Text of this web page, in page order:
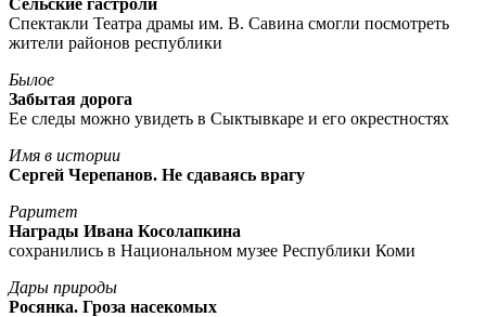
Сельские гастроли
Спектакли Театра драмы им. В. Савина смогли посмотреть
жители районов республики
Былое
Забытая дорога
Ее следы можно увидеть в Сыктывкаре и его окрестностях
Имя в истории
Сергей Черепанов. Не сдаваясь врагу
Раритет
Награды Ивана Косолапкина
сохранились в Национальном музее Республики Коми
Дары природы
Росянка. Гроза насекомых